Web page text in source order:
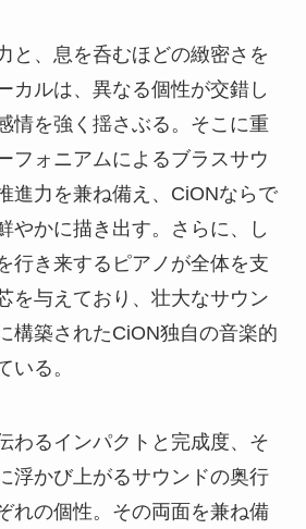
と、息を呑むほどの緻密さを
カルは、異なる個性が交錯し
情を強く揺さぶる。そこに重
フォニアムによるブラスサウ
進力を兼ね備え、CiONならで
やかに描き出す。さらに、し
行き来するピアノが全体を支
を与えており、壮大なサウン
構築されたCiON独自の音楽的
いる。
わるインパクトと完成度、そ
浮かび上がるサウンドの奥行
れの個性。その両面を兼ね備